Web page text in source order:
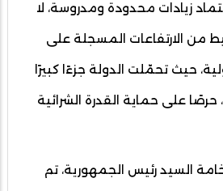
زيادات محدودة ومدروسة، لا
الارتفاعات المسجلة على
حيث تحمّلت الدولة جزءًا كبيرًا
على حماية القدرة الشرائية
السيد رئيس الجمهورية، تم